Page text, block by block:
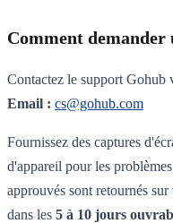
Comment
Contactez le support Gohub
Email : cs@gohub.com
Fournissez des captures
d'appareil pour les
approuvés sont retournés
dans les 5 à 10 jours